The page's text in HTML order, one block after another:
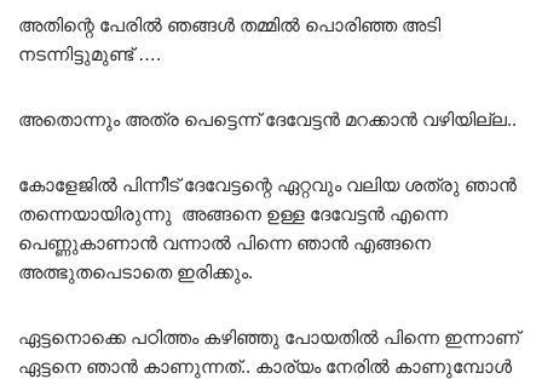
അതിന്റെ പേരിൽ ഞങ്ങൾ തമ്മിൽ പൊരിഞ്ഞ അടി
നടന്നിട്ടുമുണ്ട് ….
അതൊന്നും അത്ര പെട്ടെന്ന് ദേവേട്ടൻ മറക്കാൻ വഴിയില്ല..
കോളേജിൽ പിന്നീട് ദേവേട്ടന്റെ ഏറ്റവും വലിയ ശത്രു ഞാൻ
തന്നെയായിരുന്നു അങ്ങനെ ഉള്ള ദേവേട്ടൻ എന്നെ
പെണ്ണുകാണാൻ വന്നാൽ പിന്നെ ഞാൻ എങ്ങനെ
അത്ഭുതപെടാതെ ഇരിക്കും.
ഏട്ടനൊക്കെ പഠിത്തം കഴിഞ്ഞു പോയതിൽ പിന്നെ ഇന്നാണ്
ഏട്ടനെ ഞാൻ കാണുന്നത്.. കാര്യം നേരിൽ കാണുമ്പോൾ